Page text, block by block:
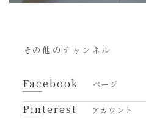
その他のチャンネル
Facebook ページ
Pinterest アカウント